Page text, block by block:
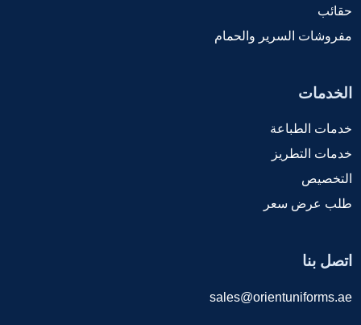
حقائب
مفروشات السرير والحمام
الخدمات
خدمات الطباعة
خدمات التطريز
التخصيص
طلب عرض سعر
اتصل بنا
sales@orientuniforms.ae